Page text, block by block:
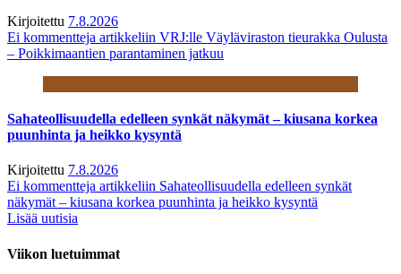
Kirjoitettu 7.8.2026
Ei kommentteja artikkeliin VRJ:lle Väyläviraston tieurakka Oulusta
– Poikkimaantien parantaminen jatkuu
Sahateollisuudella edelleen synkät näkymät – kiusana korkea
puunhinta ja heikko kysyntä
Kirjoitettu 7.8.2026
Ei kommentteja artikkeliin Sahateollisuudella edelleen synkät
näkymät – kiusana korkea puunhinta ja heikko kysyntä
Lisää uutisia
Viikon luetuimmat